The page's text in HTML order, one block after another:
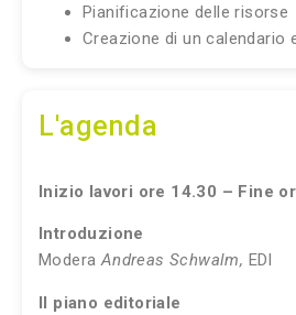
Pianificazione delle risorse
Creazione di un calendario
L'agenda
Inizio lavori ore 14.30 – Fine
Introduzione
ModeraAndreas Schwalm, EDI
Il piano editoriale